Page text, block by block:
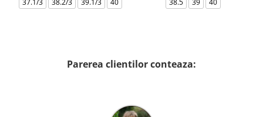
37.1/3
38.2/3 39.1/3 40
38.5
39 40
Parerea clientilor conteaza: